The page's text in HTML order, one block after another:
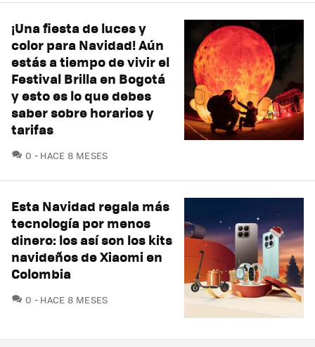
¡Una fiesta de luces y
color para Navidad! Aún
estás a tiempo de vivir el
Festival Brilla en Bogotá
y esto es lo que debes
saber sobre horarios y
tarifas
0 COMENTARIOS
HACE 8 MESES
Esta Navidad regala más
tecnología por menos
dinero: los así son los kits
navideños de Xiaomi en
Colombia
0 COMENTARIOS
HACE 8 MESES